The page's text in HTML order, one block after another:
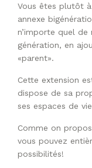
Vous êtes plutôt à
annexe
n’importe quel
génération, en
«parent».
Cette extension
dispose de sa
ses espaces de
Comme on
vous pouvez
possibilités!